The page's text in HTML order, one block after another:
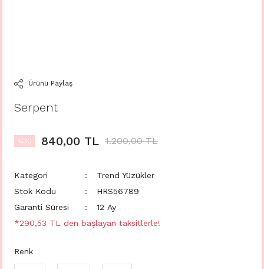
Ürünü Paylaş
Serpent
%30 840,00 TL 1.200,00 TL
Kategori
Trend Yüzükler
Stok Kodu
HRS56789
Garanti Süresi
12 Ay
*290,53 TL den başlayan taksitlerle!
Renk